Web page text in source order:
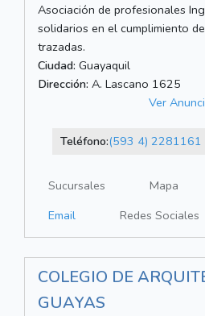
Asociación de profesionales
solidarios en el cumplimiento
trazadas.
Ciudad: Guayaquil
Dirección: A. Lascano 1625
Ver
Teléfono:(593 4) 2281161
Sucursales Mapa
Email
Redes Sociales
COLEGIO DE
GUAYAS